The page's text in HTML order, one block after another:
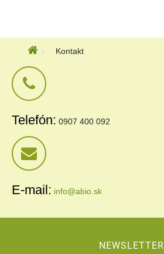
Kontakt
Telefón: 0907 400 092
E-mail: info@abio.sk
NEWSLETTER